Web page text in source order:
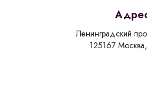
Ленинградский
125167